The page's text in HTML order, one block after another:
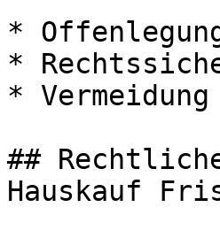
*
*
*
##
Hauskauf